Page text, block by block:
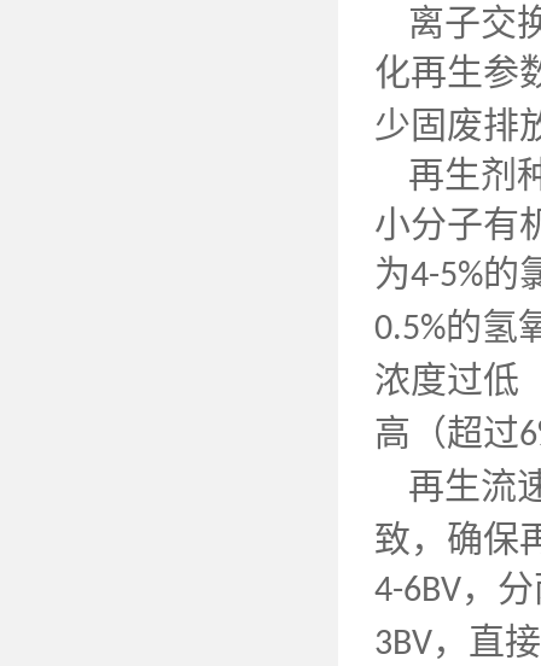
离子交
化再生参
少固废排
再生剂
小分子有
为4-5%的
0.5%的氢
浓度过低
高（超过
再生流
致，确保
4-6BV，
3BV，直